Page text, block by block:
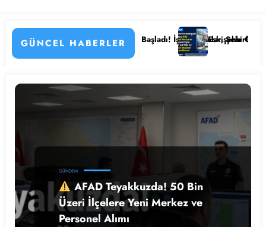
GÜNCEL HABERLER
Detayları
Hastanesi Personel Alımı Başladı! İşte Kadrolar, Şehirler ve
Eskişehir Osmangazi
GÜNDEM
AFAD Teyakkuzda! 50 Bin
Üzeri İlçelere Yeni Merkez ve
Personel Alımı